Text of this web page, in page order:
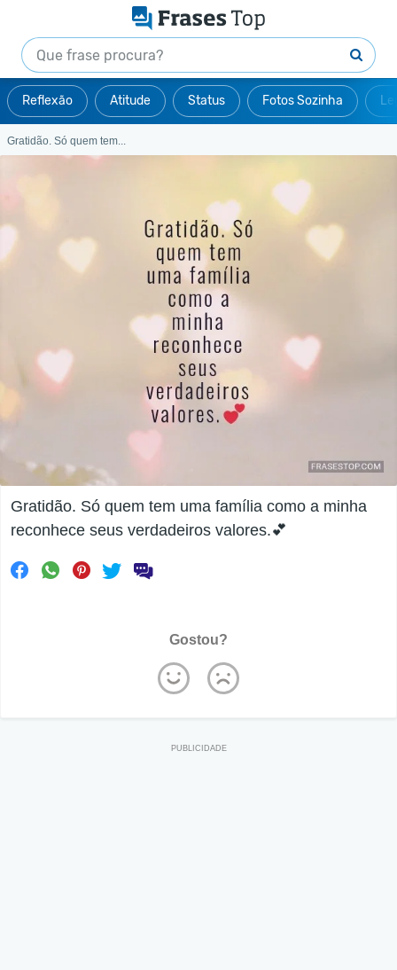
Reflexão Atitude Status Fotos Sozinha
Gratidão. Só quem tem...
Gratidão. Só quem tem uma família como a minha
reconhece seus verdadeiros valores.💕
Gostou?